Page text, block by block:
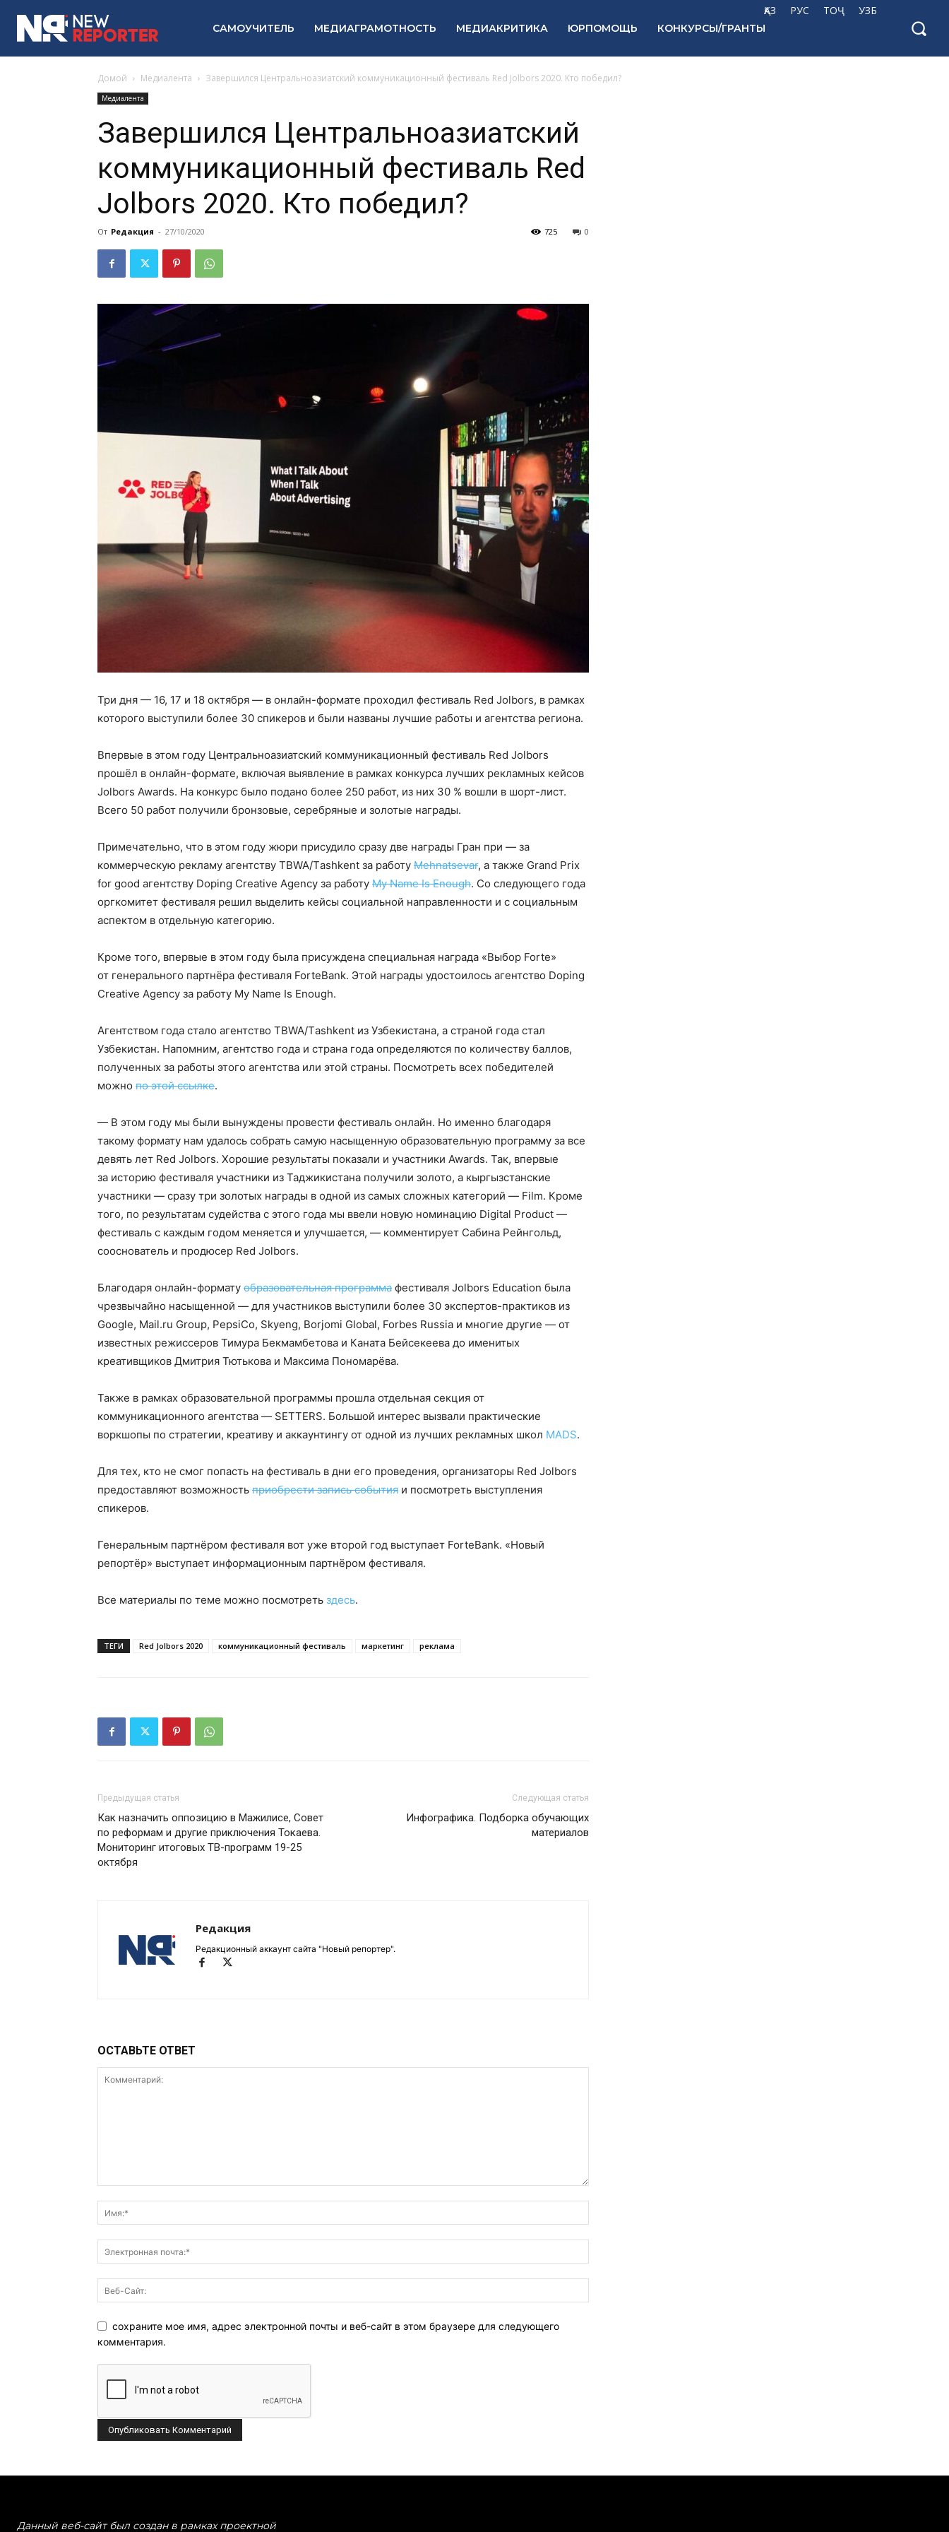
ҚАЗ РУС ТОҶ УЗБ
САМОУЧИТЕЛЬ МЕДИАГРАМОТНОСТЬ МЕДИАКРИТИКА ЮРПОМОЩЬ КОНКУРСЫ/ГРАНТЫ
Домой Медиалента Завершился Центральноазиатский коммуникационный фестиваль Red Jolbors 2020. Кто победил?
Медиалента
Завершился Центральноазиатский
коммуникационный фестиваль Red
Jolbors 2020. Кто победил?
От Редакция - 27/10/2020 0
725
Три дня — 16, 17 и 18 октября — в онлайн-формате проходил фестиваль Red Jolbors, в рамках
которого выступили более 30 спикеров и были названы лучшие работы и агентства региона.
Впервые в этом году Центральноазиатский коммуникационный фестиваль Red Jolbors
прошёл в онлайн-формате, включая выявление в рамках конкурса лучших рекламных кейсов
Jolbors Awards. На конкурс было подано более 250 работ, из них 30 % вошли в шорт-лист.
Всего 50 работ получили бронзовые, серебряные и золотые награды.
Примечательно, что в этом году жюри присудило сразу две награды Гран при — за
коммерческую рекламу агентству TBWA/Тashkent за работу Mehnatsevar, а также Grand Prix
for good агентству Doping Creative Agency за работу My Name Is Enough. Со следующего года
оргкомитет фестиваля решил выделить кейсы социальной направленности и с социальным
аспектом в отдельную категорию.
Кроме того, впервые в этом году была присуждена специальная награда «Выбор Forte»
от генерального партнёра фестиваля ForteBank. Этой награды удостоилось агентство Doping
Creative Agency за работу My Name Is Enough.
Агентством года стало агентство TBWA/Тashkent из Узбекистана, а страной года стал
Узбекистан. Напомним, агентство года и страна года определяются по количеству баллов,
полученных за работы этого агентства или этой страны. Посмотреть всех победителей
можно по этой ссылке.
— В этом году мы были вынуждены провести фестиваль онлайн. Но именно благодаря
такому формату нам удалось собрать самую насыщенную образовательную программу за все
девять лет Red Jolbors. Хорошие результаты показали и участники Awards. Так, впервые
за историю фестиваля участники из Таджикистана получили золото, а кыргызстанские
участники — сразу три золотых награды в одной из самых сложных категорий — Film. Кроме
того, по результатам судейства с этого года мы ввели новую номинацию Digital Product —
фестиваль с каждым годом меняется и улучшается, — комментирует Сабина Рейнгольд,
сооснователь и продюсер Red Jolbors.
Благодаря онлайн-формату образовательная программа фестиваля Jolbors Education была
чрезвычайно насыщенной — для участников выступили более 30 экспертов-практиков из
Google, Mail.ru Group, PepsiCo, Skyeng, Borjomi Global, Forbes Russia и многие другие — от
известных режиссеров Тимура Бекмамбетова и Каната Бейсекеева до именитых
креативщиков Дмитрия Тютькова и Максима Пономарёва.
Также в рамках образовательной программы прошла отдельная секция от
коммуникационного агентства — SETTERS. Большой интерес вызвали практические
воркшопы по стратегии, креативу и аккаунтингу от одной из лучших рекламных школ MADS.
Для тех, кто не смог попасть на фестиваль в дни его проведения, организаторы Red Jolbors
предоставляют возможность приобрести запись события и посмотреть выступления
спикеров.
Генеральным партнёром фестиваля вот уже второй год выступает ForteBank. «Новый
репортёр» выступает информационным партнёром фестиваля.
Все материалы по теме можно посмотреть здесь.
ТЕГИ Red Jolbors 2020 коммуникационный фестиваль маркетинг реклама
Предыдущая статья
Как назначить оппозицию в Мажилисе, Совет
по реформам и другие приключения Токаева.
Мониторинг итоговых ТВ-программ 19-25
октября
Следующая статья
Инфографика. Подборка обучающих
материалов
Редакция
Редакционный аккаунт сайта "Новый репортер".
ОСТАВЬТЕ ОТВЕТ
сохраните мое имя, адрес электронной почты и веб-сайт в этом браузере для следующего
комментария.
Данный веб-сайт был создан в рамках проектной